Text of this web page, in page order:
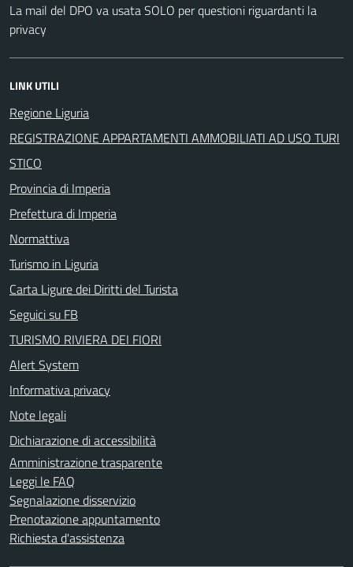
La mail del DPO va usata SOLO per questioni riguardanti la
privacy
LINK UTILI
Regione Liguria
REGISTRAZIONE APPARTAMENTI AMMOBILIATI AD USO TURI
STICO
Provincia di Imperia
Prefettura di Imperia
Normattiva
Turismo in Liguria
Carta Ligure dei Diritti del Turista
Seguici su FB
TURISMO RIVIERA DEI FIORI
Alert System
Informativa privacy
Note legali
Dichiarazione di accessibilità
Amministrazione trasparente
Leggi le FAQ
Segnalazione disservizio
Prenotazione appuntamento
Richiesta d'assistenza